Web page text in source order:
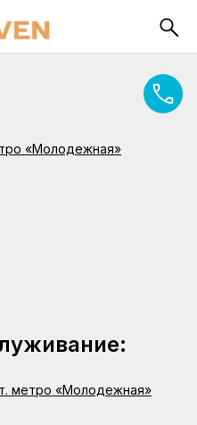
«Молодежная»
метро «Молодежная»